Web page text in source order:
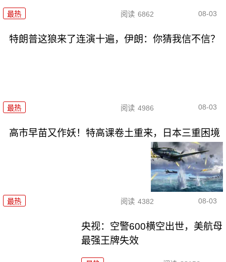
最热 阅读 6862 08-03
特朗普这狼来了连演十遍，伊朗：你猜我信不信？
最热 阅读 4986 08-03
高市早苗又作妖！特高课卷土重来，日本三重困境
最热 阅读 4382 08-03
央视：空警600横空出世，美航母
最强王牌失效